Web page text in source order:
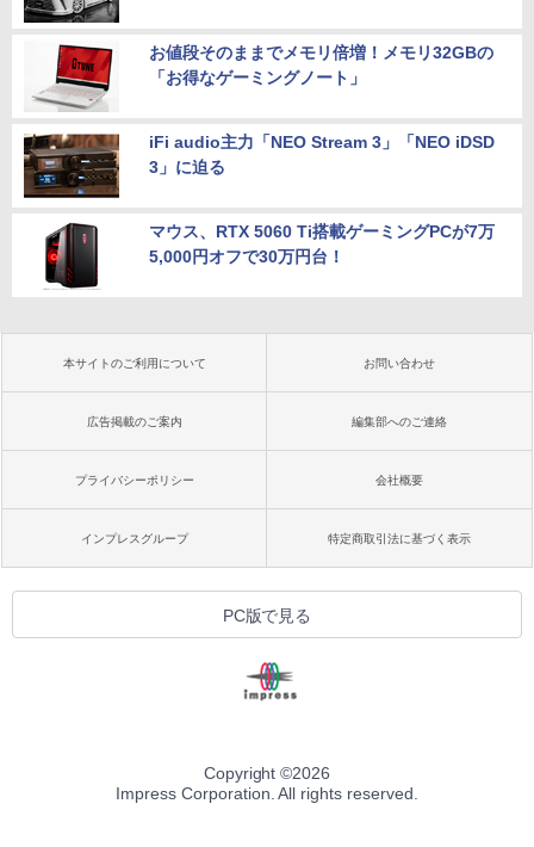
お値段そのままでメモリ倍増！メモリ32GBの
「お得なゲーミングノート」
iFi audio主力「NEO Stream 3」「NEO iDSD
3」に迫る
マウス、RTX 5060 Ti搭載ゲーミングPCが7万
5,000円オフで30万円台！
本サイトのご利用について お問い合わせ
広告掲載のご案内 編集部へのご連絡
プライバシーポリシー 会社概要
インプレスグループ 特定商取引法に基づく表示
PC版で見る
Copyright ©2026
Impress Corporation. All rights reserved.